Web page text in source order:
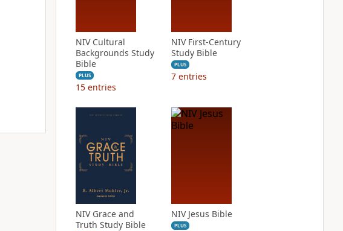
NIV Cultural
Backgrounds Study
Bible
PLUS
15 entries
NIV First-Century
Study Bible
PLUS
7 entries
NIV Grace and
Truth Study Bible
NIV Jesus Bible
PLUS